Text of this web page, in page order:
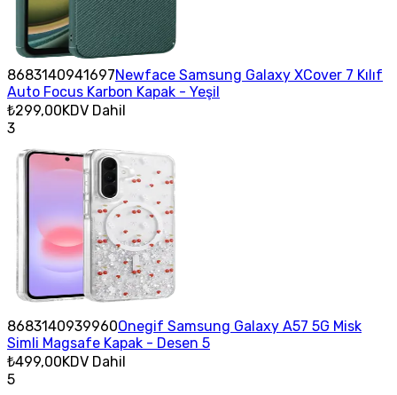
8683140941697Newface Samsung Galaxy XCover 7 Kılıf
Auto Focus Karbon Kapak - Yeşil
₺299,00KDV Dahil
3
8683140939960Onegif Samsung Galaxy A57 5G Misk
Simli Magsafe Kapak - Desen 5
₺499,00KDV Dahil
5